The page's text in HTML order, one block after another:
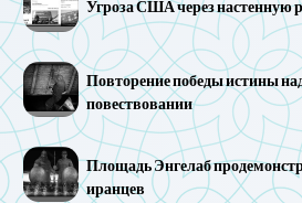
Угроза США через настенную
Повторение победы истины
повествовании
Площадь Энгелаб
иранцев